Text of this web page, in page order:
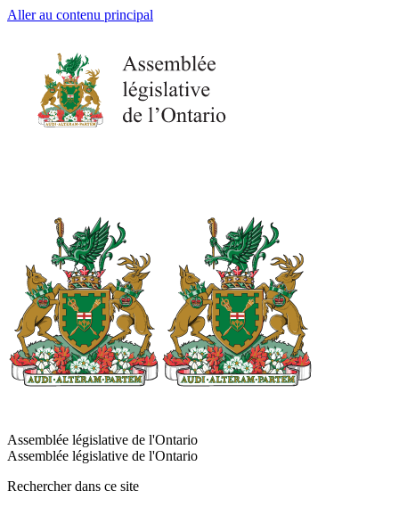
Aller au contenu principal
Assemblée législative de l'Ontario
Assemblée législative de l'Ontario
Rechercher dans ce site